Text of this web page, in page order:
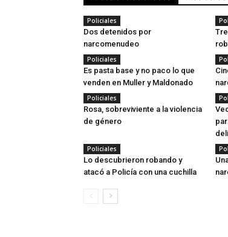
Policiales
Dos detenidos por
narcomenudeo
Policiales
Es pasta base y no paco lo que
venden en Muller y Maldonado
Policiales
Rosa, sobreviviente a la violencia
de género
Policiales
Lo descubrieron robando y
atacó a Policía con una cuchilla